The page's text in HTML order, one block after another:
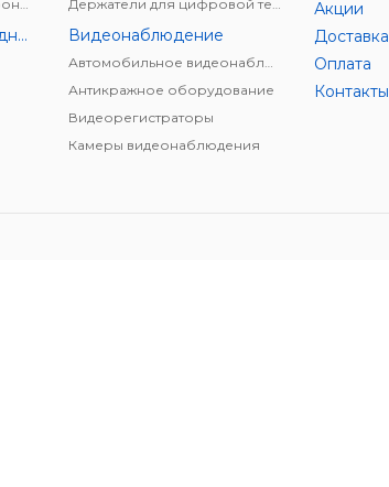
Блоки питания и Зарядные устройства Видеонаблюдение
Антикражное оборудование
Видеорегистраторы
Камеры видеонаблюдения
Акции
Доставка
Оплата
Контакты